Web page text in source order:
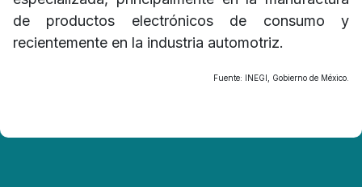
de productos electrónicos de consumo y
recientemente en la industria automotriz.
Fuente: INEGI, Gobierno de México.